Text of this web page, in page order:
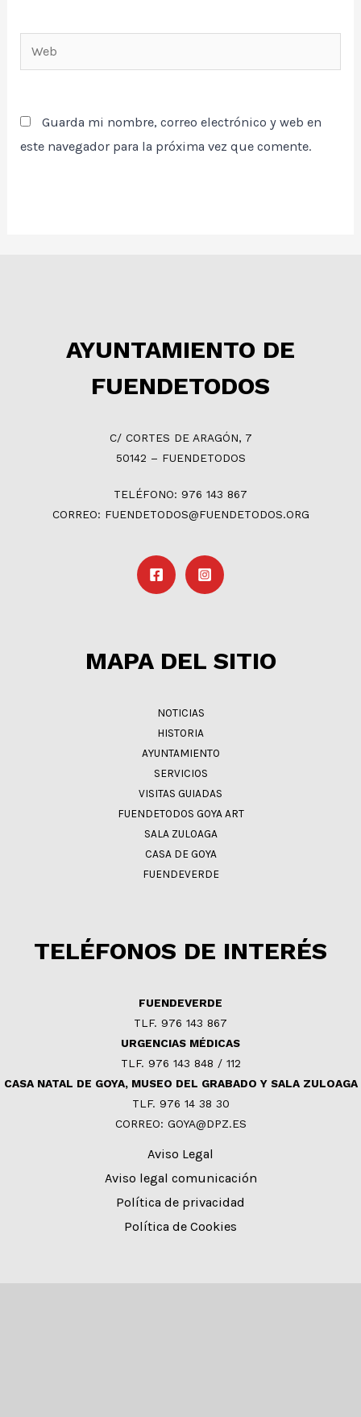
Web
Guarda mi nombre, correo electrónico y web en
este navegador para la próxima vez que comente.
AYUNTAMIENTO DE
FUENDETODOS
C/ CORTES DE ARAGÓN, 7
50142 – FUENDETODOS
TELÉFONO: 976 143 867
CORREO: FUENDETODOS@FUENDETODOS.ORG
MAPA DEL SITIO
NOTICIAS
HISTORIA
AYUNTAMIENTO
SERVICIOS
VISITAS GUIADAS
FUENDETODOS GOYA ART
SALA ZULOAGA
CASA DE GOYA
FUENDEVERDE
TELÉFONOS DE INTERÉS
FUENDEVERDE
TLF. 976 143 867
URGENCIAS MÉDICAS
TLF. 976 143 848 / 112
CASA NATAL DE GOYA, MUSEO DEL GRABADO Y SALA ZULOAGA
TLF. 976 14 38 30
CORREO: GOYA@DPZ.ES
Aviso Legal
Aviso legal comunicación
Política de privacidad
Política de Cookies